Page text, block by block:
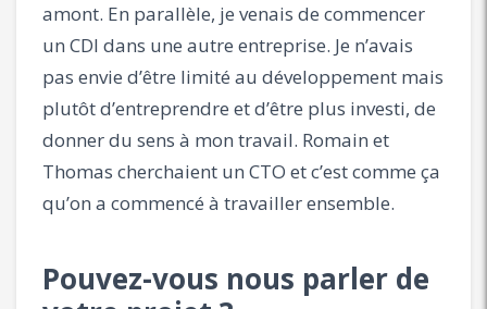
amont. En parallèle, je venais de commencer
un CDI dans une autre entreprise. Je n’avais
pas envie d’être limité au développement mais
plutôt d’entreprendre et d’être plus investi, de
donner du sens à mon travail. Romain et
Thomas cherchaient un CTO et c’est comme ça
qu’on a commencé à travailler ensemble.
Pouvez-vous nous parler de